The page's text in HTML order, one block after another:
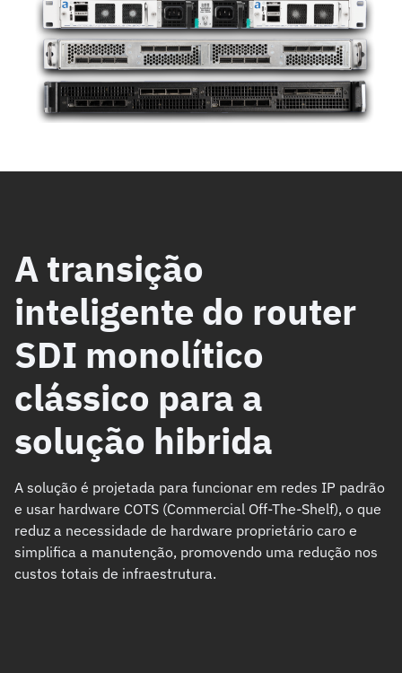
A transição
inteligente do router
SDI monolítico
clássico para a
solução hibrida
A solução é projetada para funcionar em redes IP padrão
e usar hardware COTS (Commercial Off-The-Shelf), o que
reduz a necessidade de hardware proprietário caro e
simplifica a manutenção, promovendo uma redução nos
custos totais de infraestrutura.